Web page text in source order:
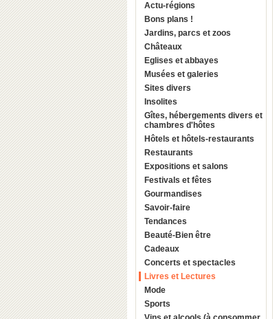
Actu-régions
Bons plans !
Jardins, parcs et zoos
Châteaux
Eglises et abbayes
Musées et galeries
Sites divers
Insolites
Gîtes, hébergements divers et
chambres d'hôtes
Hôtels et hôtels-restaurants
Restaurants
Expositions et salons
Festivals et fêtes
Gourmandises
Savoir-faire
Tendances
Beauté-Bien être
Cadeaux
Concerts et spectacles
Livres et Lectures
Mode
Sports